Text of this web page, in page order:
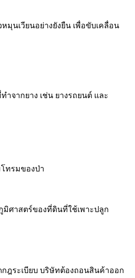
หมุนเวียนอย่างยังยืน เพื่อขับเคลื่อน
จากยาง เช่น ยางรถยนต์ และ
ทรมของป่า
มิศาสตร์ของที่ดินที่ใช้เพาะปลูก
กฎระเบียบ บริษัทต้องถอนสินค้าออก